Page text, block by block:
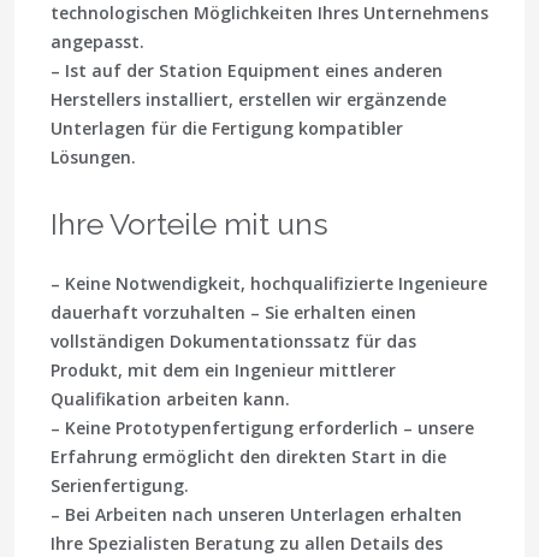
technologischen Möglichkeiten Ihres Unternehmens
angepasst.
– Ist auf der Station Equipment eines anderen
Herstellers installiert, erstellen wir ergänzende
Unterlagen für die Fertigung kompatibler
Lösungen.
Ihre Vorteile mit uns
– Keine Notwendigkeit, hochqualifizierte Ingenieure
dauerhaft vorzuhalten – Sie erhalten einen
vollständigen Dokumentationssatz für das
Produkt, mit dem ein Ingenieur mittlerer
Qualifikation arbeiten kann.
– Keine Prototypenfertigung erforderlich – unsere
Erfahrung ermöglicht den direkten Start in die
Serienfertigung.
– Bei Arbeiten nach unseren Unterlagen erhalten
Ihre Spezialisten Beratung zu allen Details des